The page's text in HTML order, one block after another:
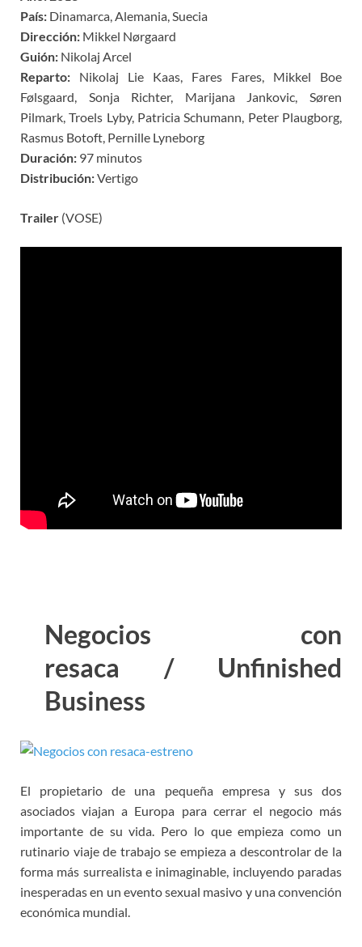
País: Dinamarca, Alemania, Suecia
Dirección: Mikkel Nørgaard
Guión: Nikolaj Arcel
Reparto: Nikolaj Lie Kaas, Fares Fares, Mikkel Boe
Følsgaard, Sonja Richter, Marijana Jankovic, Søren
Pilmark, Troels Lyby, Patricia Schumann, Peter Plaugborg,
Rasmus Botoft, Pernille Lyneborg
Duración: 97 minutos
Distribución:Vertigo
Trailer (VOSE)
Negocios con
resaca / Unfinished
Business
El propietario de una pequeña empresa y sus dos
asociados viajan a Europa para cerrar el negocio más
importante de su vida. Pero lo que empieza como un
rutinario viaje de trabajo se empieza a descontrolar de la
forma más surrealista e inimaginable, incluyendo paradas
inesperadas en un evento sexual masivo y una convención
económica mundial.